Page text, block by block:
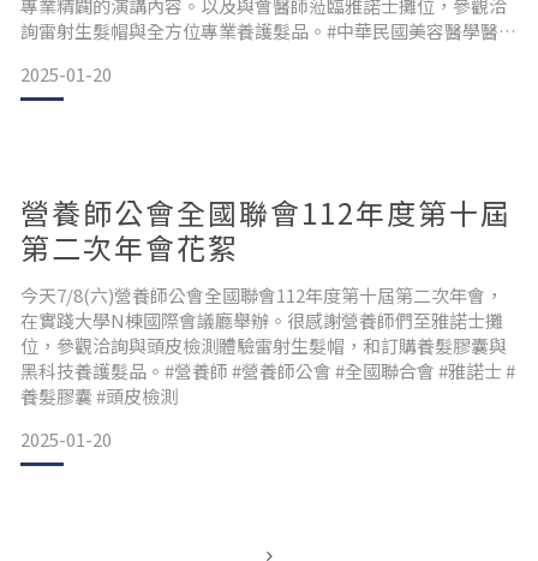
專業精闢的演講內容。以及與會醫師蒞臨雅諾士攤位，參觀洽
詢雷射生髮帽與全方位專業養護髮品。#中華民國美容醫學醫學
含醫師 #陳昱璁醫師 #生髮帽 #養護髮品 #雅諾士
2025-01-20
營養師公會全國聯會112年度第十屆
第二次年會花絮
今天7/8(六)營養師公會全國聯會112年度第十屆第二次年會，
在實踐大學N棟國際會議廳舉辦。很感謝營養師們至雅諾士攤
位，參觀洽詢與頭皮檢測體驗雷射生髮帽，和訂購養髮膠囊與
黑科技養護髮品。#營養師 #營養師公會 #全國聯合會 #雅諾士 #
養髮膠囊 #頭皮檢測
2025-01-20